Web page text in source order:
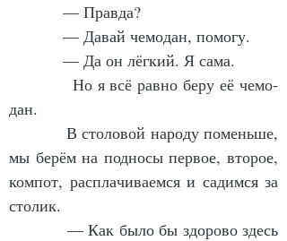
            — Прав­да?
            — Да­вай че­мо­дан, по­мо­гу.
            — Да он лёг­кий. Я са­ма.
дан.
мы бе­рём на под­но­сы пер­вое, вто­рое,
ком­пот, рас­пла­чи­ва­ем­ся и са­дим­ся за
сто­лик.